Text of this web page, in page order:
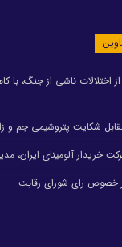
شکایت پتروشیمی جم و
خریدار آلومینای ایران،
خصوص رای شورای رقابت